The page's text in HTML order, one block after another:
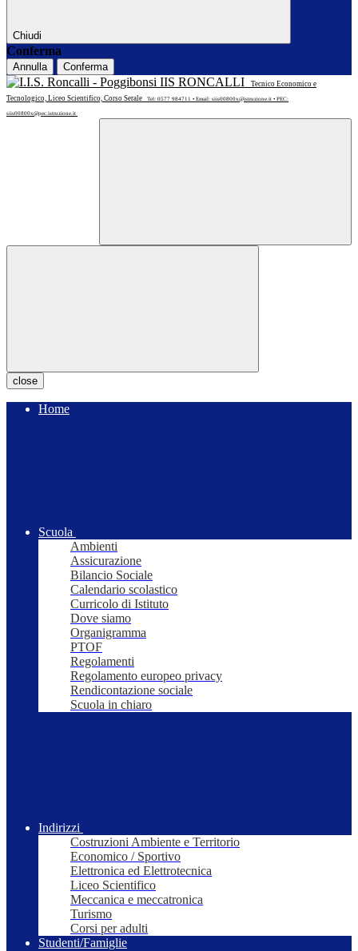
Chiudi
Conferma
Annulla Conferma
IIS RONCALLI
Tecnico Economico e
Tecnologico, Liceo Scientifico, Corso Serale
Tel: 0577 984711 • Email: siis00800x@istruzione.it • PEC:
siis00800x@pec.istruzione.it
close
Home
Scuola
Ambienti
Assicurazione
Bilancio Sociale
Calendario scolastico
Curricolo di Istituto
Dove siamo
Organigramma
PTOF
Regolamenti
Regolamento europeo privacy
Rendicontazione sociale
Scuola in chiaro
Indirizzi
Costruzioni Ambiente e Territorio
Economico / Sportivo
Elettronica ed Elettrotecnica
Liceo Scientifico
Meccanica e meccatronica
Turismo
Corsi per adulti
Studenti/Famiglie